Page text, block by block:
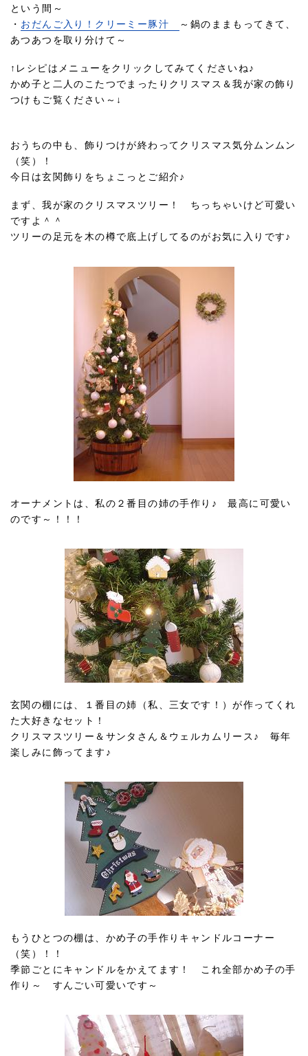
という間～
・ おだんご入り！クリーミー豚汁
～鍋のままもってきて、
あつあつを取り分けて～
↑レシピはメニューをクリックしてみてくださいね♪
かめ子と二人のこたつでまったりクリスマス＆我が家の飾り
つけもご覧ください～↓
おうちの中も、飾りつけが終わってクリスマス気分ムンムン
（笑）！
今日は玄関飾りをちょこっとご紹介♪
まず、我が家のクリスマスツリー！ ちっちゃいけど可愛い
ですよ＾＾
ツリーの足元を木の樽で底上げしてるのがお気に入りです♪
オーナメントは、私の２番目の姉の手作り♪ 最高に可愛い
のです～！！！
玄関の棚には、１番目の姉（私、三女です！）が作ってくれ
た大好きなセット！
クリスマスツリー＆サンタさん＆ウェルカムリース♪ 毎年
楽しみに飾ってます♪
もうひとつの棚は、かめ子の手作りキャンドルコーナー
（笑）！！
季節ごとにキャンドルをかえてます！ これ全部かめ子の手
作り～ すんごい可愛いです～